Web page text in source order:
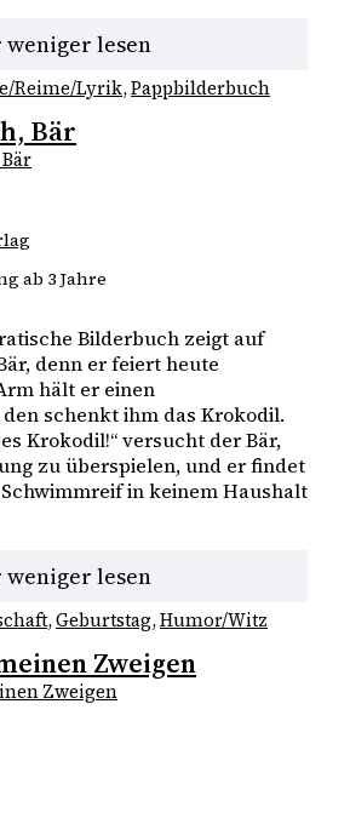
lesen
Reime/Lyrik, Pappbilderbuch
Bär
ab 3 Jahre
Bilderbuch zeigt auf
denn er feiert heute
hält er einen
schenkt ihm das Krokodil.
Krokodil!“ versucht der Bär,
zu überspielen, und er findet
in keinem Haushalt
lesen
, Geburtstag, Humor/Witz
Zweigen